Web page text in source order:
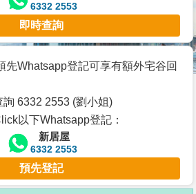
6332 2553
即時查詢
先Whatsapp登記可享有額外宅谷回
詢 6332 2553 (劉小姐)
以下Whatsapp登記：
新居屋
6332 2553
預先登記